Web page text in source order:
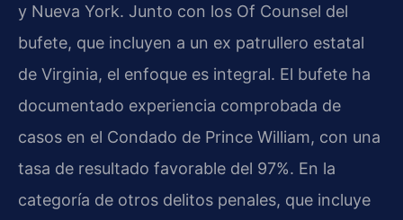
y Nueva York. Junto con los Of Counsel del
bufete, que incluyen a un ex patrullero estatal
de Virginia, el enfoque es integral. El bufete ha
documentado experiencia comprobada de
casos en el Condado de Prince William, con una
tasa de resultado favorable del 97%. En la
categoría de otros delitos penales, que incluye